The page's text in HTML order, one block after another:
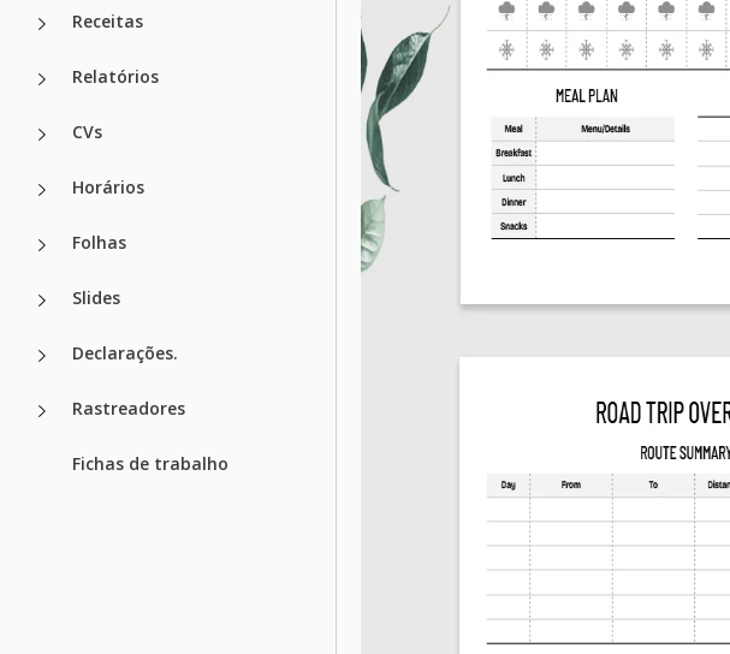
Receitas
Relatórios
CVs
Horários
Folhas
Slides
Declarações.
Rastreadores
Fichas de trabalho